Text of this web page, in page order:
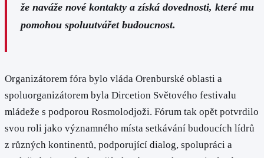
že naváže nové kontakty a získá dovednosti, které mu
pomohou spoluutvářet budoucnost.
Organizátorem fóra bylo vláda Orenburské oblasti a
spoluorganizátorem byla Dircetion Světového festivalu
mládeže s podporou Rosmolodjoži. Fórum tak opět potvrdilo
svou roli jako významného místa setkávání budoucích lídrů
z různých kontinentů, podporující dialog, spolupráci a